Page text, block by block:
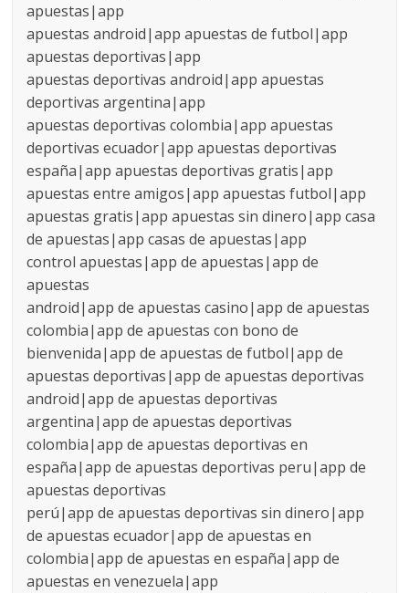
apuestas|app
apuestas android|app apuestas de futbol|app
apuestas deportivas|app
apuestas deportivas android|app apuestas
deportivas argentina|app
apuestas deportivas colombia|app apuestas
deportivas ecuador|app apuestas deportivas
españa|app apuestas deportivas gratis|app
apuestas entre amigos|app apuestas futbol|app
apuestas gratis|app apuestas sin dinero|app casa
de apuestas|app casas de apuestas|app
control apuestas|app de apuestas|app de
apuestas
android|app de apuestas casino|app de apuestas
colombia|app de apuestas con bono de
bienvenida|app de apuestas de futbol|app de
apuestas deportivas|app de apuestas deportivas
android|app de apuestas deportivas
argentina|app de apuestas deportivas
colombia|app de apuestas deportivas en
españa|app de apuestas deportivas peru|app de
apuestas deportivas
perú|app de apuestas deportivas sin dinero|app
de apuestas ecuador|app de apuestas en
colombia|app de apuestas en españa|app de
apuestas en venezuela|app